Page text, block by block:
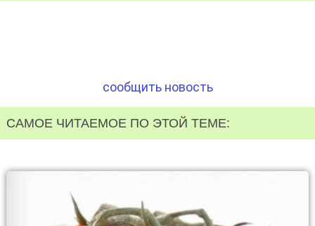
сообщить новость
САМОЕ ЧИТАЕМОЕ ПО ЭТОЙ ТЕМЕ: